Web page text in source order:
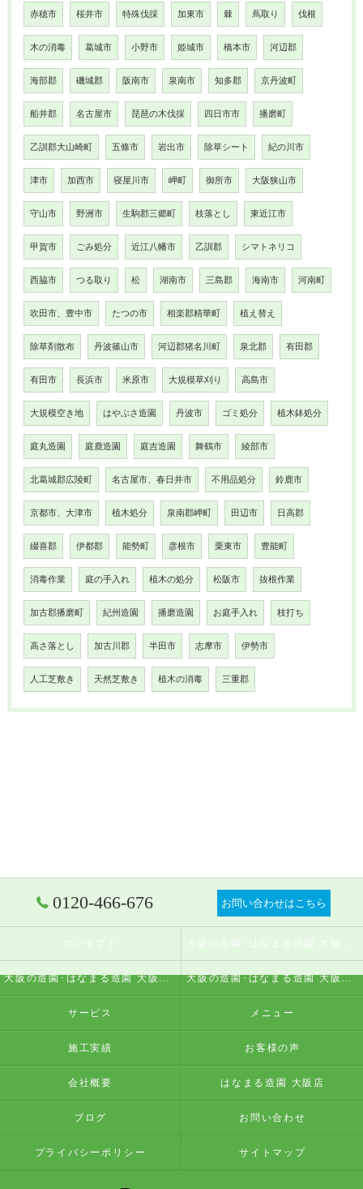
赤穂市 桜井市 特殊伐採 加東市 棘 蔦取り 伐根
木の消毒 葛城市 小野市 姫城市 橋本市 河辺郡
海部郡 磯城郡 阪南市 泉南市 知多郡 京丹波町
船井郡 名古屋市 琵琶の木伐採 四日市市 播磨町
乙訓郡大山崎町 五條市 岩出市 除草シート 紀の川市
津市 加西市 寝屋川市 岬町 御所市 大阪狭山市
守山市 野洲市 生駒郡三郷町 枝落とし 東近江市
甲賀市 ごみ処分 近江八幡市 乙訓郡 シマトネリコ
西脇市 つる取り 松 湖南市 三島郡 海南市 河南町
吹田市、豊中市 たつの市 相楽郡精華町 植え替え
除草剤散布 丹波篠山市 河辺郡猪名川町 泉北郡 有田郡
有田市 長浜市 米原市 大規模草刈り 高島市
大規模空き地 はやぶさ造園 丹波市 ゴミ処分 植木鉢処分
庭丸造園 庭鹿造園 庭吉造園 舞鶴市 綾部市
北葛城郡広陵町 名古屋市、春日井市 不用品処分 鈴鹿市
京都市、大津市 植木処分 泉南郡岬町 田辺市 日高郡
綴喜郡 伊都郡 能勢町 彦根市 栗東市 豊能町
消毒作業 庭の手入れ 植木の処分 松阪市 抜根作業
加古郡播磨町 紀州造園 播磨造園 お庭手入れ 枝打ち
高さ落とし 加古川郡 半田市 志摩市 伊勢市
人工芝敷き 天然芝敷き 植木の消毒 三重郡
0120-466-676 お問い合わせはこちら
コンセプト
大阪の造園･はなまる造園 大阪店の評判 大阪の造園･はなまる造園 大阪店のお客様の声
サービス メニュー
施工実績 お客様の声
会社概要 はなまる造園 大阪店
ブログ お問い合わせ
プライバシーポリシー サイトマップ